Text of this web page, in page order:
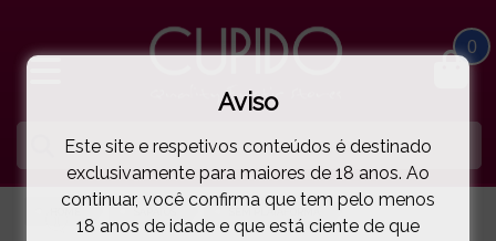
0
SEM PLATAFORMA
Aviso
Este site e respetivos conteúdos é destinado
exclusivamente para maiores de 18 anos. Ao
continuar, você confirma que tem pelo menos
18 anos de idade e que está ciente de que